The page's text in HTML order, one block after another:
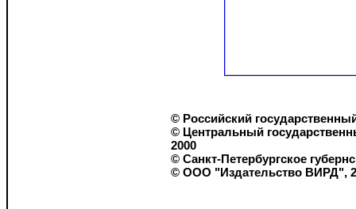
© Российский
© Центральный
2000
© Санкт-Петербургское
© ООО "Издательство ВИРД",